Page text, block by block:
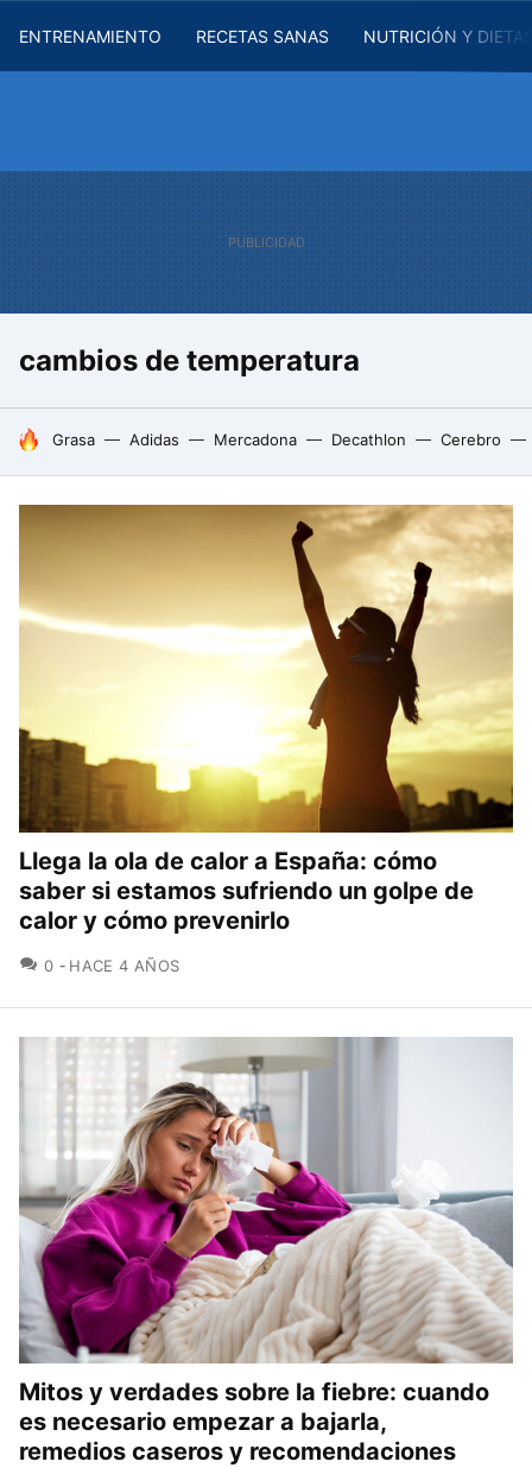
ENTRENAMIENTO RECETAS SANAS NUTRICIÓN Y
cambios de temperatura
HOY SE HABLA DE
Grasa Adidas Mercadona Decathlon Cerebro
Llega la ola de calor a España: cómo
saber si estamos sufriendo un golpe de
calor y cómo prevenirlo
0 COMENTARIOS
HACE 4 AÑOS
Mitos y verdades sobre la fiebre: cuando
es necesario empezar a bajarla,
remedios caseros y recomendaciones